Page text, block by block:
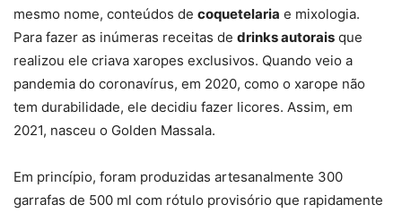
mesmo nome, conteúdos de coquetelaria e mixologia.
Para fazer as inúmeras receitas de drinks autorais que
realizou ele criava xaropes exclusivos. Quando veio a
pandemia do coronavírus, em 2020, como o xarope não
tem durabilidade, ele decidiu fazer licores. Assim, em
2021, nasceu o Golden Massala.
Em princípio, foram produzidas artesanalmente 300
garrafas de 500 ml com rótulo provisório que rapidamente